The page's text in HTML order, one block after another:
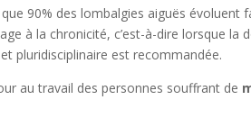
90% des lombalgies aiguës
à la chronicité, c’est-à-dire lorsque la
pluridisciplinaire est recommandée.
au travail des personnes souffrant de